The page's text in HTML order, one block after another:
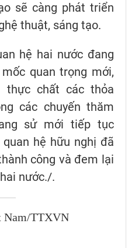
sẽ càng phát triển
thuật, sáng tạo.
hệ hai nước đang
quan trọng mới,
chất các thỏa
các chuyến thăm
sử mới tiếp tục
hệ hữu nghị đã
công và đem lại
nước./.
Nam/TTXVN